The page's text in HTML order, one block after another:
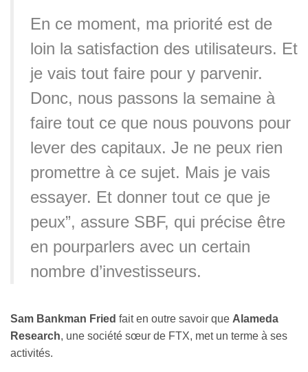
En ce moment, ma priorité est de
loin la satisfaction des utilisateurs. Et
je vais tout faire pour y parvenir.
Donc, nous passons la semaine à
faire tout ce que nous pouvons pour
lever des capitaux. Je ne peux rien
promettre à ce sujet. Mais je vais
essayer. Et donner tout ce que je
peux”, assure SBF, qui précise être
en pourparlers avec un certain
nombre d’investisseurs.
Sam Bankman Fried fait en outre savoir que Alameda
Research, une société sœur de FTX, met un terme à ses
activités.